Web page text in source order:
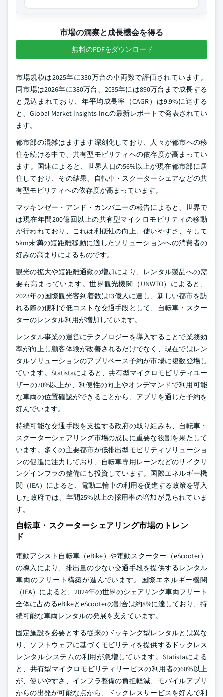
市場の洞察と成長機会を得る
無料のPDFをダウンロード
市場規模は2025年に330万台の車両数で評価されています。
同市場は2026年に380万台、2035年には890万台まで成長する
と見込まれており、年平均成長率（CAGR）は9.9%に達する
と、Global Market Insights Inc.の最新レポートで発表されてい
ます。
都市部の混雑はますます深刻化しており、人々が都市への移
住を続ける中で、共有型モビリティへの依存度が高まってい
ます。国連によると、世界人口の56%以上が現在都市部に居
住しており、その結果、自転車・スクーターシェアなどの共
有型モビリティへの依存度が高まっています。
マッキンゼー・アンド・カンパニーの報告によると、世界で
は現在年間200億回以上の共有型マイクロモビリティの移動
が行われており、これは利便性の向上、使いやすさ、そして
5km未満の短距離移動に適したソリューションへの消費者の
好みの高まりによるものです。
観光の拡大や短距離通勤の増加により、レンタル製品への需
要も高まっています。世界観光機関（UNWTO）によると、
2023年の国際観光客到着数は13億人に達し、新しい都市を訪
れる際の便利で低コストな交通手段として、自転車・スクー
ターのレンタル利用が増加しています。
レンタル事業の運営にテクノロジーを導入することで業務効
率が向上し顧客体験が改善されるだけでなく、現在ではレン
タルソリューションのアプリベース予約が市場に複数登場し
ています。Statistaによると、共有型マイクロモビリティユー
ザーの70%以上が、利便性の向上やオンデマンドで利用可能
な車両の位置確認ができることから、アプリを通じた予約を
好んでいます。
持続可能な交通手段を支援する政府の取り組みも、自転車・
スクーターシェアリング市場の成長に重要な役割を果たして
います。多くの主要都市が低排出型モビリティソリューショ
ンの促進に注力しており、自転車専用レーンなどのサイクリ
ングインフラの整備にも投資しています。国際エネルギー機
関（IEA）によると、電動二輪車の利用を促進する政策を導入
した政府では、年間25%以上の採用率の増加が見られていま
す。
自転車・スクーターシェアリング市場のトレン
ド
電動アシスト自転車（eBike）や電動スクーター（eScooter）
の導入により、排出量の少ない交通手段を提供するレンタル
車両のフリート構築が進んでいます。国際エネルギー機関
（IEA）によると、2024年の世界のシェアリング車両フリート
全体に占めるeBikeとeScooterの割合は約8%に達しており、持
続可能な車両レンタルの発展を支えています。
固定施設を必要とする従来のドッキング型レンタルとは異な
り、ソフトウェアに基づくモビリティを提供するドックレス
レンタルシステムの利用が急増しています。Statistaによる
と、共有型マイクロモビリティサービスの利用者の60%以上
が、使いやすさ、インフラ整備の負担軽減、モバイルアプリ
からの出発が可能な点から、ドックレスサービスを好んで利